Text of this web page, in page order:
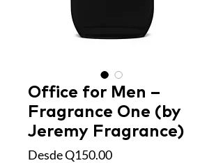
Office for Men –
Fragrance One (by
Jeremy Fragrance)
DesdeQ150.00Precio